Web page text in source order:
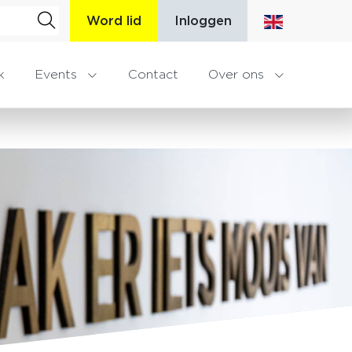
Word lid Inloggen
Events Contact Over ons